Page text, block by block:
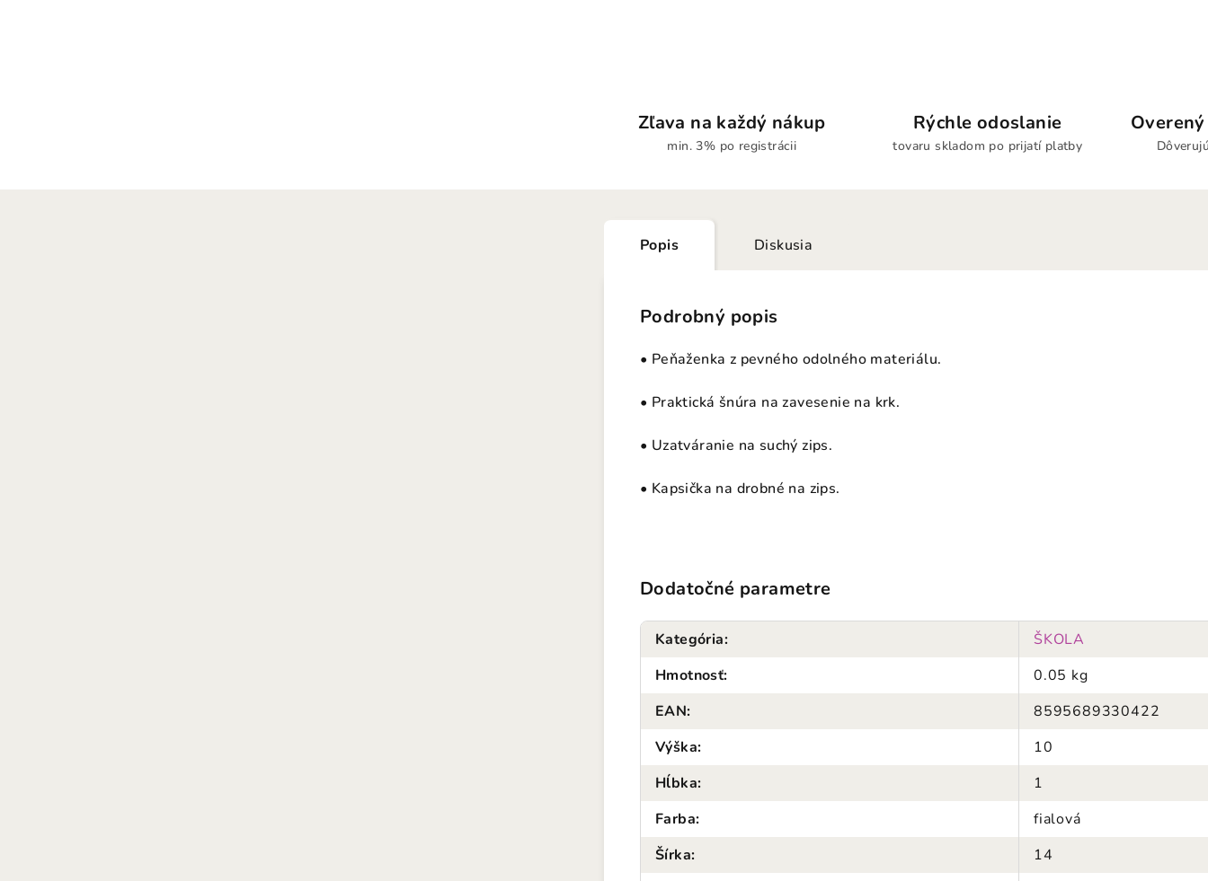
Zľava na každý nákup
min. 3% po registrácii
Rýchle odoslanie
tovaru skladom po prijatí platby
Popis Diskusia
Podrobný popis
• Peňaženka z pevného odolného materiálu.
• Praktická šnúra na zavesenie na krk.
• Uzatváranie na suchý zips.
• Kapsička na drobné na zips.
Dodatočné parametre
Kategória:
ŠKOLA
Hmotnosť:
0.05 kg
EAN:
8595689330422
Výška:
10
Hĺbka:
1
Farba:
fialová
Šírka:
14